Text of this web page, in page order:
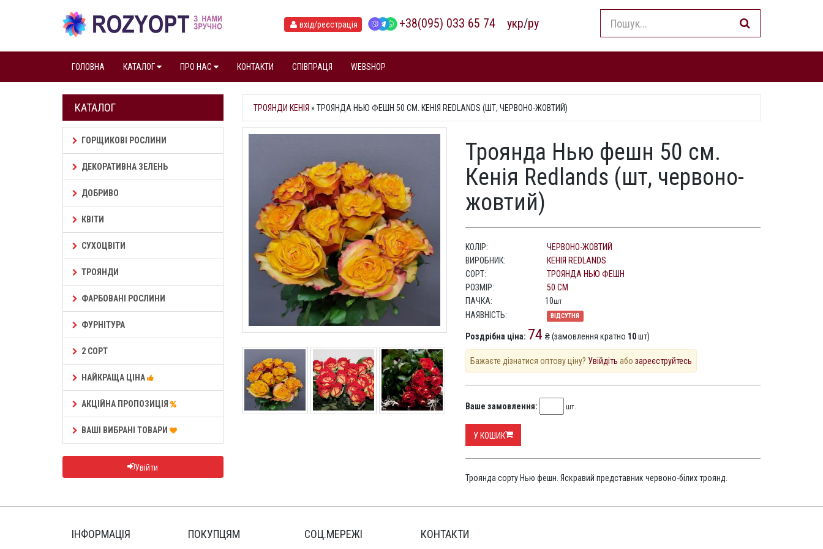
вхід/реєстрація +38(095) 033 65 74 укр/ру
ГОЛОВНА КАТАЛОГ ПРО НАС КОНТАКТИ СПІВПРАЦЯ WEBSHOP
КАТАЛОГ
ГОРЩИКОВІ РОСЛИНИ
ДЕКОРАТИВНА ЗЕЛЕНЬ
ДОБРИВО
КВІТИ
СУХОЦВІТИ
ТРОЯНДИ
ФАРБОВАНІ РОСЛИНИ
ФУРНІТУРА
2 СОРТ
НАЙКРАЩА ЦІНА
АКЦІЙНА ПРОПОЗИЦІЯ
ВАШІ ВИБРАНІ ТОВАРИ
Увійти
ТРОЯНДИ КЕНІЯ »ТРОЯНДА НЬЮ ФЕШН 50 СМ. КЕНІЯ REDLANDS (ШТ, ЧЕРВОНО-ЖОВТИЙ)
Троянда Нью фешн 50 см.
Кенія Redlands (шт, червоно-
жовтий)
КОЛІР:
ЧЕРВОНО-ЖОВТИЙ
ВИРОБНИК:
КЕНІЯ REDLANDS
СОРТ:
ТРОЯНДА НЬЮ ФЕШН
РОЗМІР:
50 СМ
ПАЧКА:
10шт
НАЯВНІСТЬ: ВІДСУТНЯ
Роздрібна ціна: 74 ₴ (замовлення кратно 10шт)
Бажаєте дізнатися оптову ціну? Увійдіть абозареєструйтесь
Ваше замовлення: шт.
У КОШИК
Троянда сорту Нью фешн. Яскравий представник червоно-білих троянд.
ІНФОРМАЦІЯ ПОКУПЦЯМ СОЦ.МЕРЕЖІ КОНТАКТИ